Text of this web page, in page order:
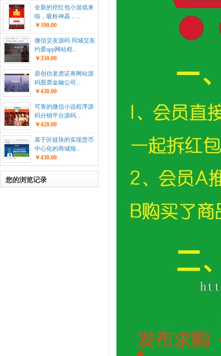
全新的挖红包小游戏来
啦，吸粉神器，...
￥390.00
微信交友源码 同城交友
约爱app网站程...
￥350.00
原创仿老虎证券网站源
码股票金融公司...
￥430.00
可靠的微信小说程序源
码分销平台源码...
￥420.00
基于区链块的实现货币
中心化的商城报...
￥430.00
您的浏览记录